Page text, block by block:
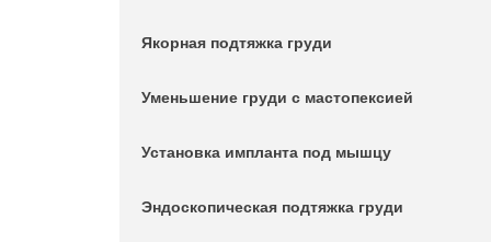
Якорная подтяжка груди
Уменьшение груди с мастопексией
Установка импланта под мышцу
Эндоскопическая подтяжка груди